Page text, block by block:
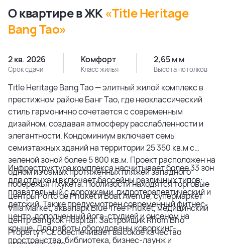
О квартире в ЖК «Title Heritage
Bang Tao»
2 кв. 2026
Срок сдачи
Комфорт
Класс жилья
2,65 м м
Высота потолков
Title Heritage Bang Tao — элитный жилой комплекс в
престижном районе Банг Тао, где неоклассический
стиль гармонично сочетается с современным
дизайном, создавая атмосферу расслабленности и
элегантности. Кондоминиум включает семь
семиэтажных зданий на территории 25 350 кв.м с
зеленой зоной более 5 800 кв.м. Проект расположен на
одном из самых протяженных пляжей западного
побережья Пхукета. Поблизости находятся торговые
центры Porto de Phuket и Boat Avenue, супермаркет
Villa Market, аквапарк Blue Tree Phuket, медицинский
центр Bangkok Hospital. Застройщик Rhom Bho
Property PCL обеспечивает высокое качество
Инфраструктура комплекса насчитывает более 33 зон
для отдыха и включает бассейны различных типов:
плавательный с дорожками, гидротерапевтический и
детский. Также предусмотрен современный фитнес-
центр, дополненный йога-студией и онсеном на
крыше. Для работы оборудованы коворкинг-
пространства, библиотека, бизнес-лаунж и